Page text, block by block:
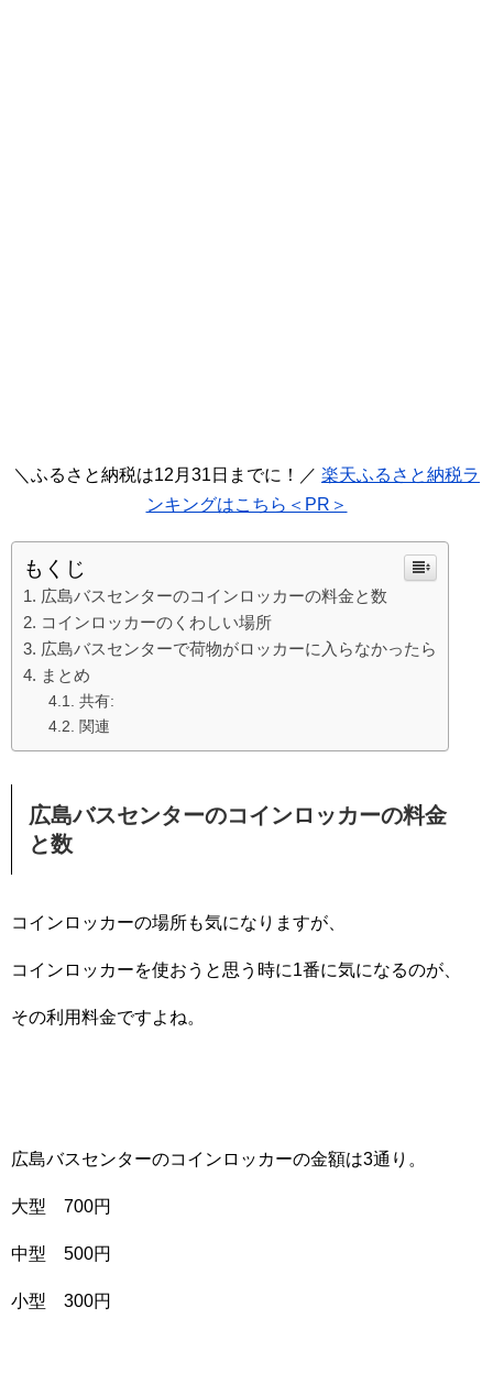
＼ふるさと納税は12月31日までに！／ 楽天ふるさと納税ラ
ンキングはこちら＜PR＞
もくじ
広島バスセンターのコインロッカーの料金と数
コインロッカーのくわしい場所
広島バスセンターで荷物がロッカーに入らなかったら
まとめ
共有:
関連
広島バスセンターのコインロッカーの料金
と数
コインロッカーの場所も気になりますが、
コインロッカーを使おうと思う時に1番に気になるのが、
その利用料金ですよね。
広島バスセンターのコインロッカーの金額は3通り。
大型 700円
中型 500円
小型 300円